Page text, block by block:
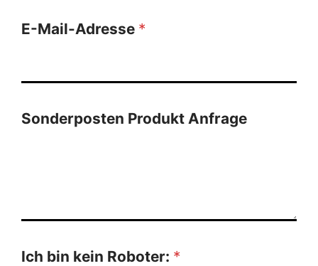
E-Mail-Adresse *
Sonderposten Produkt Anfrage
Ich bin kein Roboter: *